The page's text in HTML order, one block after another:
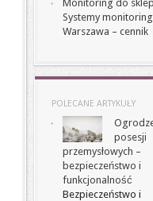
Monitoring do
Systemy
Warszawa – cennik
POLECANE ARTYKUŁY
posesji
przemysłowych –
bezpieczeństwo i
funkcjonalność
Bezpieczeństwo i